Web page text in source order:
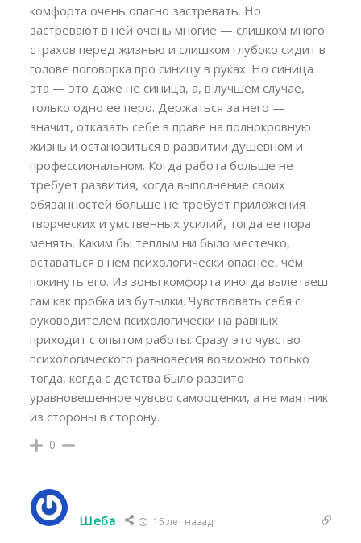
комфорта очень опасно застревать. Но
застревают в ней очень многие — слишком много
страхов перед жизнью и слишком глубоко сидит в
голове поговорка про синицу в руках. Но синица
эта — это даже не синица, а, в лучшем случае,
только одно ее перо. Держаться за него —
значит, отказать себе в праве на полнокровную
жизнь и остановиться в развитии душевном и
профессиональном. Когда работа больше не
требует развития, когда выполнение своих
обязанностей больше не требует приложения
творческих и умственных усилий, тогда ее пора
менять. Каким бы теплым ни было местечко,
оставаться в нем психологически опаснее, чем
покинуть его. Из зоны комфорта иногда вылетаеш
сам как пробка из бутылки. Чувствовать себя с
руководителем психологически на равных
приходит с опытом работы. Сразу это чувство
психологического равновесия возможно только
тогда, когда с детства было развито
уравновешенное чувсво самооценки, а не маятник
из стороны в сторону.
0
Шеба 15 лет назад